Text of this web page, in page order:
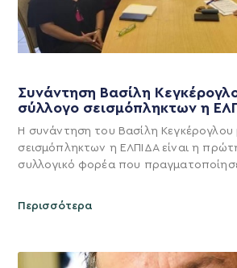
Συνάντηση Βασίλη
σύλλογο σεισμόπληκτων η
Η συνάντηση του Βασίλη Κεγκέρογλου
σεισμόπληκτων η ΕΛΠΙΔΑ είναι η
συλλογικό φορέα που
Περισσότερα